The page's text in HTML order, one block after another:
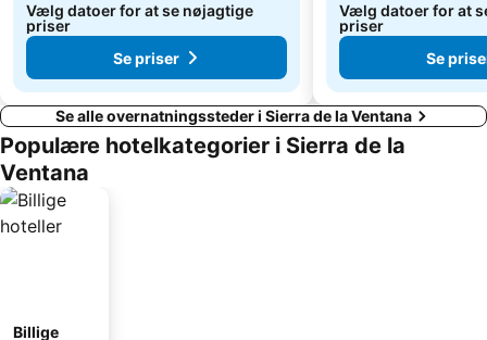
Vælg datoer for at se nøjagtige
priser
Se priser
Vælg datoer for at
priser
Se
Se alle overnatningssteder i Sierra de la Ventana
Populære hotelkategorier i Sierra de la
Ventana
Billige